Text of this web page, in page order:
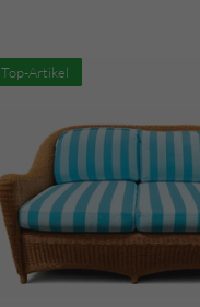
Top-Artikel